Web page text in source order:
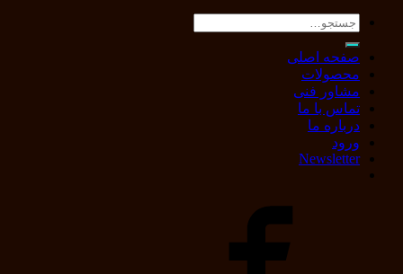
جستجو
صفحه اصلی
محصولات
مشاور فنی
تماس با ما
درباره ما
ورود
Newsletter